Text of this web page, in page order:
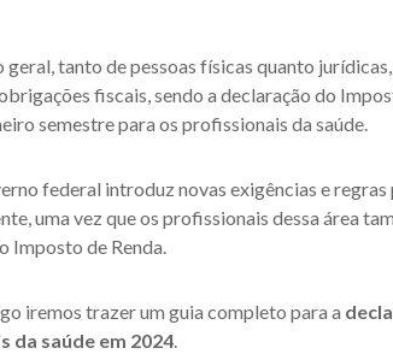
geral, tanto de pessoas físicas quanto
fiscais, sendo a declaração do
semestre para os profissionais da saúde.
federal introduz novas exigências e regras
uma vez que os profissionais dessa área
Imposto de Renda.
iremos trazer um guia completo para a
da saúde em 2024.